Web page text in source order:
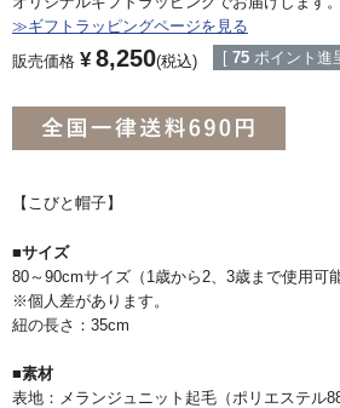
≫ギフトラッピングページを見る
販売価格 ¥ 8,250 税込 [ 75 ポイント進
【こびと帽子】
■サイズ
80～90cmサイズ（1歳から2、3歳まで使用可能
※個人差があります。
紐の長さ：35cm
■素材
表地：メランジュニット起毛（ポリエステル